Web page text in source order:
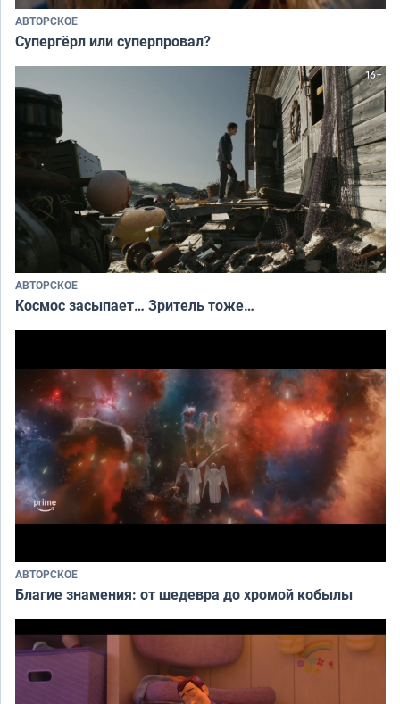
АВТОРСКОЕ
Супергёрл или суперпровал?
АВТОРСКОЕ
Космос засыпает… Зритель тоже…
АВТОРСКОЕ
Благие знамения: от шедевра до хромой кобылы